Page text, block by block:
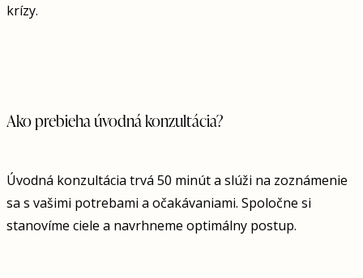
krízy.
Ako prebieha úvodná konzultácia?
Úvodná konzultácia trvá 50 minút a slúži na zoznámenie
sa s vašimi potrebami a očakávaniami. Spoločne si
stanovíme ciele a navrhneme optimálny postup.